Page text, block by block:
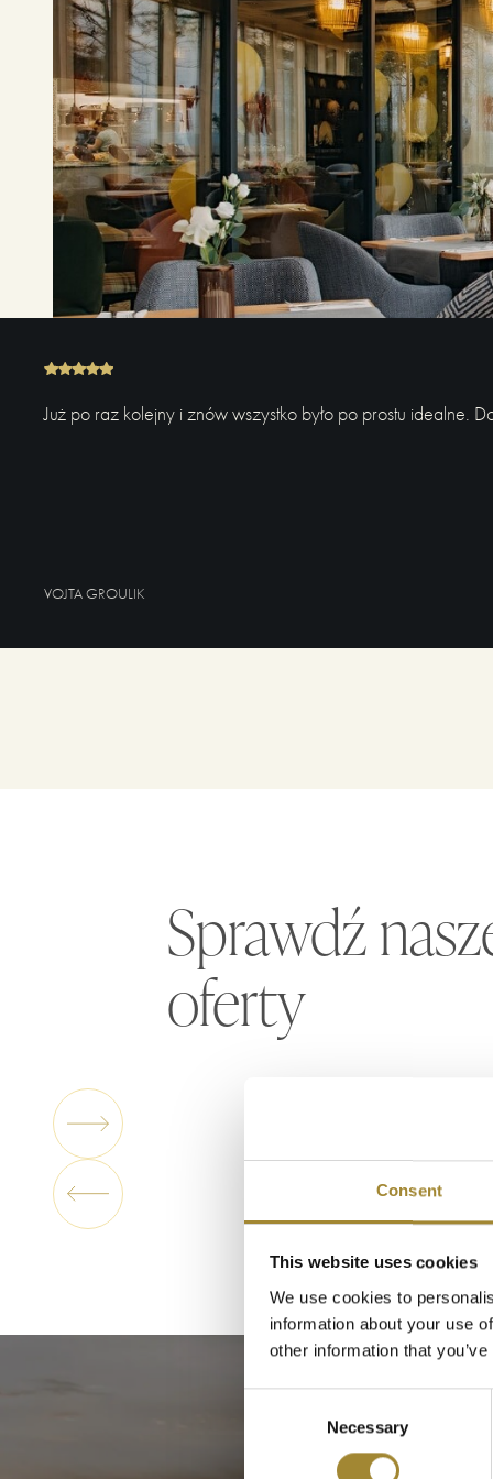
Consent
This website uses cookies
We use cookies to
information about your use
other information that
Necessary
Już po raz kolejny i znów wszystko było po prostu idealne.
VOJTA GROULIK
Sprawdź
oferty
Szukasz prawdziwej odskoczni i ucieczki od
tak, jak mają na to ochotę. Bez sztywnych